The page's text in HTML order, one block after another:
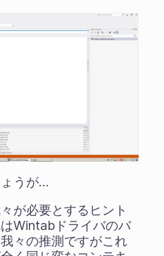
うが…
が必要とするヒント
Wintabドライバのバ
々の推測ですがこれ